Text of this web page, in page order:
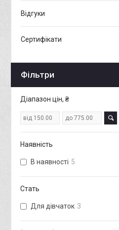
Відгуки
Сертифікати
Фільтри
Діапазон цін, ₴
Наявність
В наявності 5
Стать
Для дівчаток 3